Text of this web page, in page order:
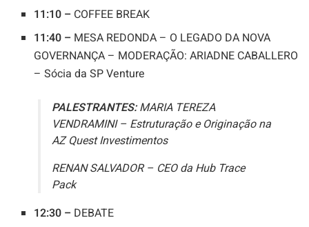
11:10 – COFFEE BREAK
11:40 – MESA REDONDA – O LEGADO DA NOVA
GOVERNANÇA – MODERAÇÃO: ARIADNE CABALLERO
– Sócia da SP Venture
PALESTRANTES:MARIA TEREZA
VENDRAMINI – Estruturação e Originação na
AZ Quest Investimentos
RENAN SALVADOR – CEO da Hub Trace
Pack
12:30 – DEBATE